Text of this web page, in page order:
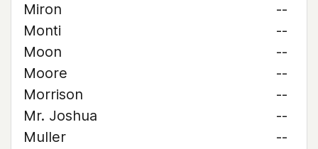
Miron
--
Monti
--
Moon
--
Moore
--
Morrison
--
Mr. Joshua
--
Muller
--